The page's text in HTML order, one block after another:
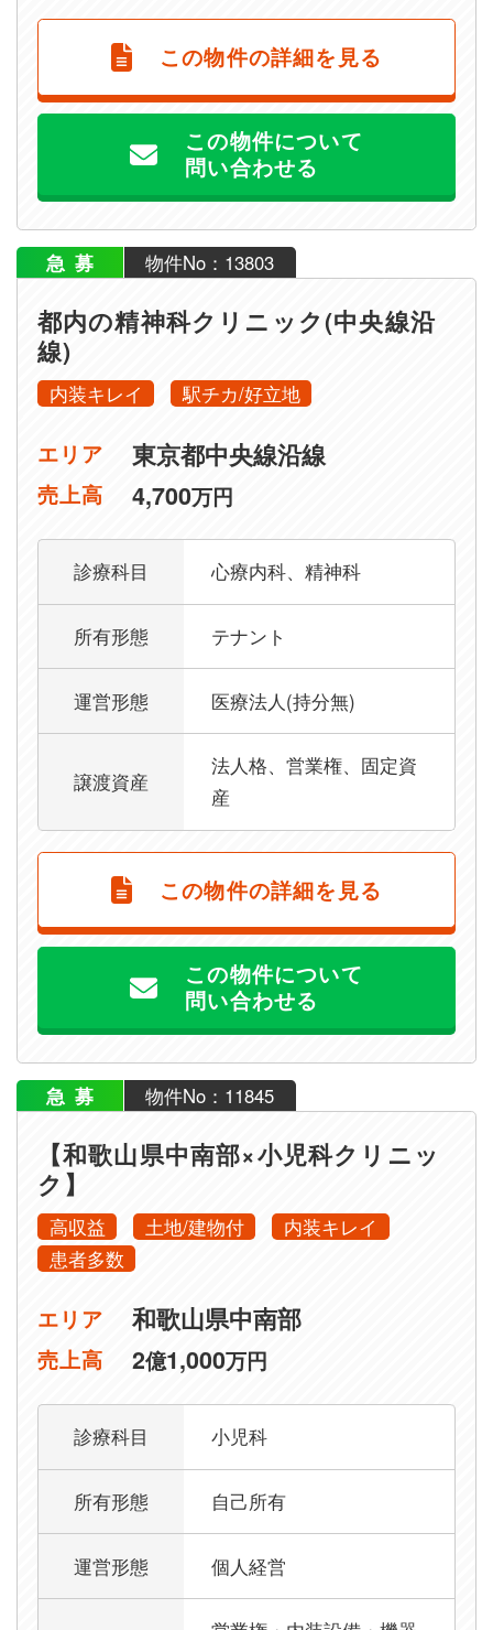
この物件の詳細を見る
この物件について
問い合わせる
急募 物件No：13803
都内の精神科クリニック(中央線沿
線)
内装キレイ 駅チカ/好立地
エリア 東京都中央線沿線
売上高 4,700万円
診療科目 心療内科、精神科
所有形態 テナント
運営形態 医療法人(持分無)
譲渡資産
法人格、営業権、固定資
産
この物件の詳細を見る
この物件について
問い合わせる
急募 物件No：11845
【和歌山県中南部×小児科クリニッ
ク】
高収益 土地/建物付
内装キレイ
患者多数
エリア 和歌山県中南部
売上高 2億1,000万円
診療科目 小児科
所有形態 自己所有
運営形態 個人経営